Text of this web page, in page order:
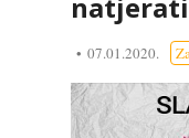
07.01.2020.